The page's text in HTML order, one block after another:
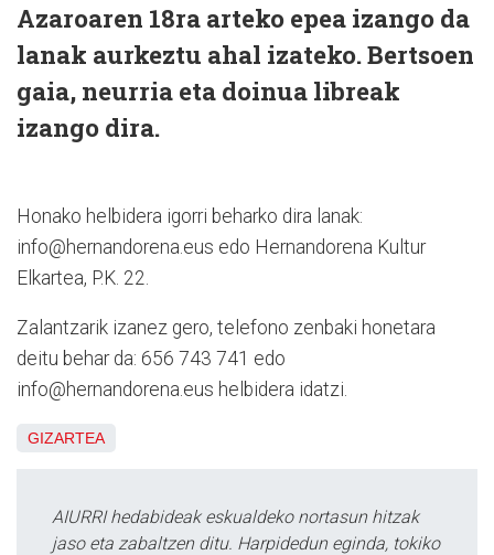
Azaroaren 18ra arteko epea izango da
lanak aurkeztu ahal izateko. Bertsoen
gaia, neurria eta doinua libreak
izango dira.
Honako helbidera igorri beharko dira lanak:
info@hernandorena.eus edo Hernandorena Kultur
Elkartea, P.K. 22.
Zalantzarik izanez gero, telefono zenbaki honetara
deitu behar da: 656 743 741 edo
info@hernandorena.eus helbidera idatzi.
GIZARTEA
AIURRI hedabideak eskualdeko nortasun hitzak
jaso eta zabaltzen ditu. Harpidedun eginda, tokiko